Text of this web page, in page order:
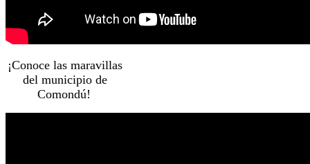
¡Conoce las maravillas
del municipio de
Comondú!